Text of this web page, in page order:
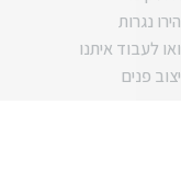
נגרות
לעבוד איתנו
פנים